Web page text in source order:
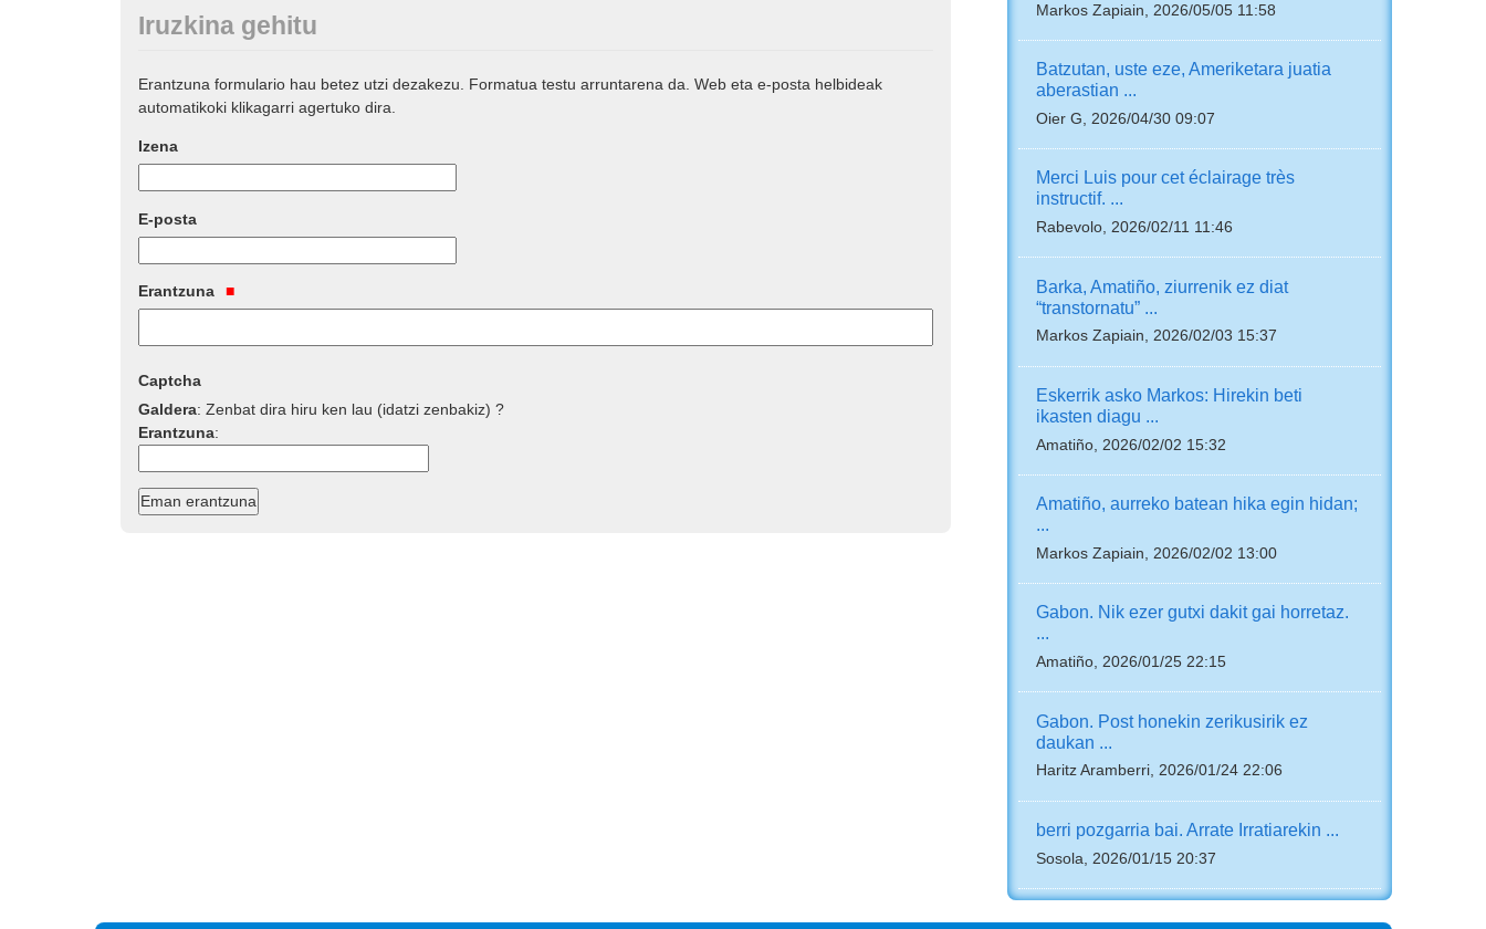
Iruzkina gehitu
Erantzuna formulario hau betez utzi dezakezu. Formatua testu arruntarena da. Web eta e-posta helbideak
automatikoki klikagarri agertuko dira.
Izena
E-posta
Erantzuna
Captcha
Galdera:Zenbat dira hiru ken lau (idatzi zenbakiz) ?
Erantzuna:
Markos Zapiain, 2026/05/05 11:58
Batzutan, uste eze, Ameriketara juatia
aberastian ...
Oier G, 2026/04/30 09:07
Merci Luis pour cet éclairage très
instructif. ...
Rabevolo, 2026/02/11 11:46
Barka, Amatiño, ziurrenik ez diat
“transtornatu” ...
Markos Zapiain, 2026/02/03 15:37
Eskerrik asko Markos: Hirekin beti
ikasten diagu ...
Amatiño, 2026/02/02 15:32
Amatiño, aurreko batean hika egin hidan;
...
Markos Zapiain, 2026/02/02 13:00
Gabon. Nik ezer gutxi dakit gai horretaz.
...
Amatiño, 2026/01/25 22:15
Gabon. Post honekin zerikusirik ez
daukan ...
Haritz Aramberri, 2026/01/24 22:06
berri pozgarria bai. Arrate Irratiarekin ...
Sosola, 2026/01/15 20:37